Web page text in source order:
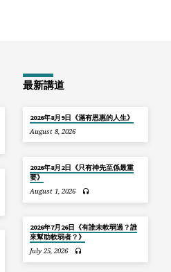
最新講道
2026年8月9日《滿有恩惠的人生》
August 8, 2026
2026年8月2日《只有神先至係最重
要》
August 1, 2026
2026年7月26日《有誰未軟弱過？誰
來幫助軟弱者？》
July 25, 2026